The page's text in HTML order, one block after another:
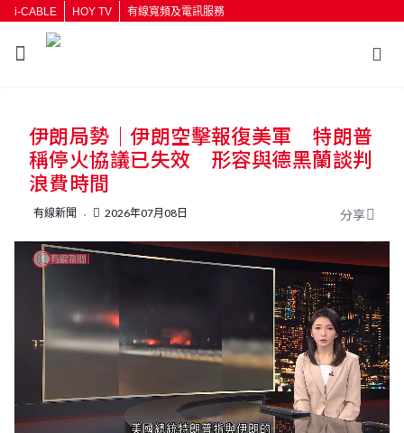
i-CABLE HOY TV 有線寬頻及電訊服務
按輸入鍵開始搜尋
伊朗局勢｜伊朗空擊報復美軍 特朗普
稱停火協議已失效 形容與德黑蘭談判
浪費時間
有線新聞 2026年07月08日 分享